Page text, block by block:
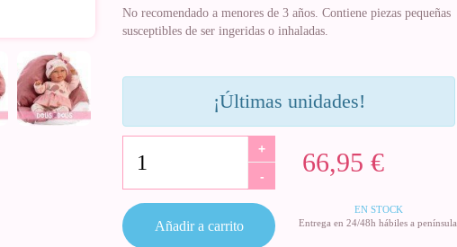
No recomendado a menores de 3 años. Contiene piezas pequeñas
susceptibles de ser ingeridas o inhaladas.
¡Últimas unidades!
66,95 €
+
-
EN STOCK
Entrega en 24/48h hábiles a península.
Añadir a carrito